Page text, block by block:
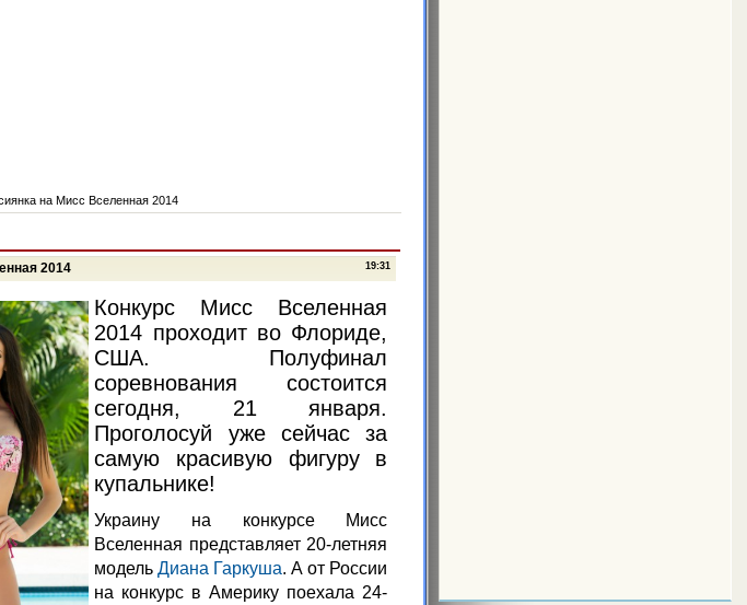
на Мисс Вселенная 2014
19:31
2014
Конкурс Мисс Вселенная
2014 проходит во Флориде,
США. Полуфинал
соревнования состоится
сегодня, 21 января.
Проголосуй уже сейчас за
самую красивую фигуру в
купальнике!
Украину на конкурсе Мисс
Вселенная представляет 20-летняя
модельДиана Гаркуша. А от России
на конкурс в Америку поехала 24-